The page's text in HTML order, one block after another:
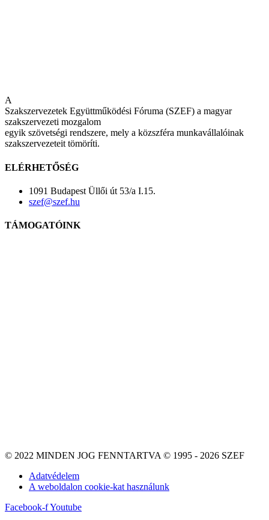
A
Szakszervezetek Együttműködési Fóruma (SZEF) a magyar
szakszervezeti mozgalom
egyik szövetségi rendszere, mely a közszféra munkavállalóinak
szakszervezeteit tömöríti.
ELÉRHETŐSÉG
1091 Budapest Üllői út 53/a I.15.
szef@szef.hu
TÁMOGATÓINK
© 2022 MINDEN JOG FENNTARTVA © 1995 - 2026 SZEF
Adatvédelem
A weboldalon cookie-kat használunk
Facebook-fYoutube